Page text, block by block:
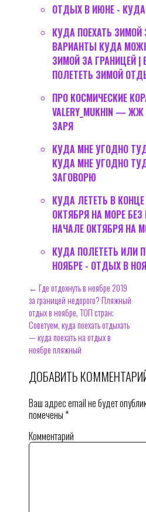
ОТДЫХ В ИЮНЕ -
КУДА ПОЕХАТЬ ЗИМОЙ
ВАРИАНТЫ КУДА
ЗИМОЙ ЗА ГРАНИЦЕЙ
ПОЛЕТЕТЬ ЗИМОЙ
ПРО КОСМИЧЕСКИЕ
VALERY_MUKHIN —
ЗАРЯ
КУДА МНЕ УГОДНО
КУДА МНЕ УГОДНО
ЗАГОВОРЮ
КУДА ЛЕТЕТЬ В
ОКТЯБРЯ НА МОРЕ
НАЧАЛЕ ОКТЯБРЯ НА
КУДА ПОЛЕТЕТЬ ИЛИ
НОЯБРЕ - ОТДЫХ В
← Где отдохнуть в ноябре 2019
за границей недорого? Пляжный
отдых в ноябре, ТОП стран;
Советуем, куда поехать отдыхать
— куда поехать на отдых в
ноябре пляжный
ДОБАВИТЬ
Ваш адрес email не будет
помечены*
Комментарий